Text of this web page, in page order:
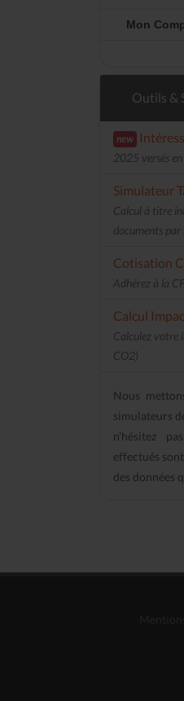
Mon
Outils &
new
2025 versés
Simulateur
Calcul à titre
documents par
Cotisation
Adhérez à la
Calcul
Calculez votre
CO2)
Nous
simulateurs
n'hésitez
effectués
des données